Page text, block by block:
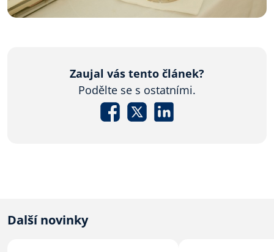
Zaujal vás tento článek?
Podělte se s ostatními.
Další novinky